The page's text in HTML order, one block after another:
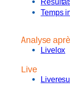
Temps
Analyse
Livelox
Live